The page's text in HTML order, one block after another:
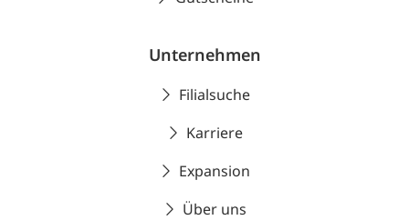
Unternehmen
Filialsuche
Karriere
Expansion
Über uns